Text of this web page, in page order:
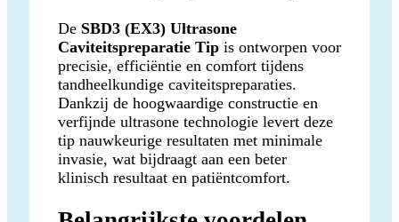
De SBD3 (EX3) Ultrasone
Caviteitspreparatie Tip is ontworpen voor
precisie, efficiëntie en comfort tijdens
tandheelkundige caviteitspreparaties.
Dankzij de hoogwaardige constructie en
verfijnde ultrasone technologie levert deze
tip nauwkeurige resultaten met minimale
invasie, wat bijdraagt aan een beter
klinisch resultaat en patiëntcomfort.